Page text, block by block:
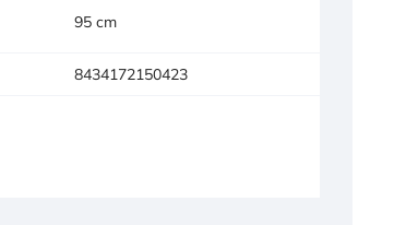
95 cm
8434172150423